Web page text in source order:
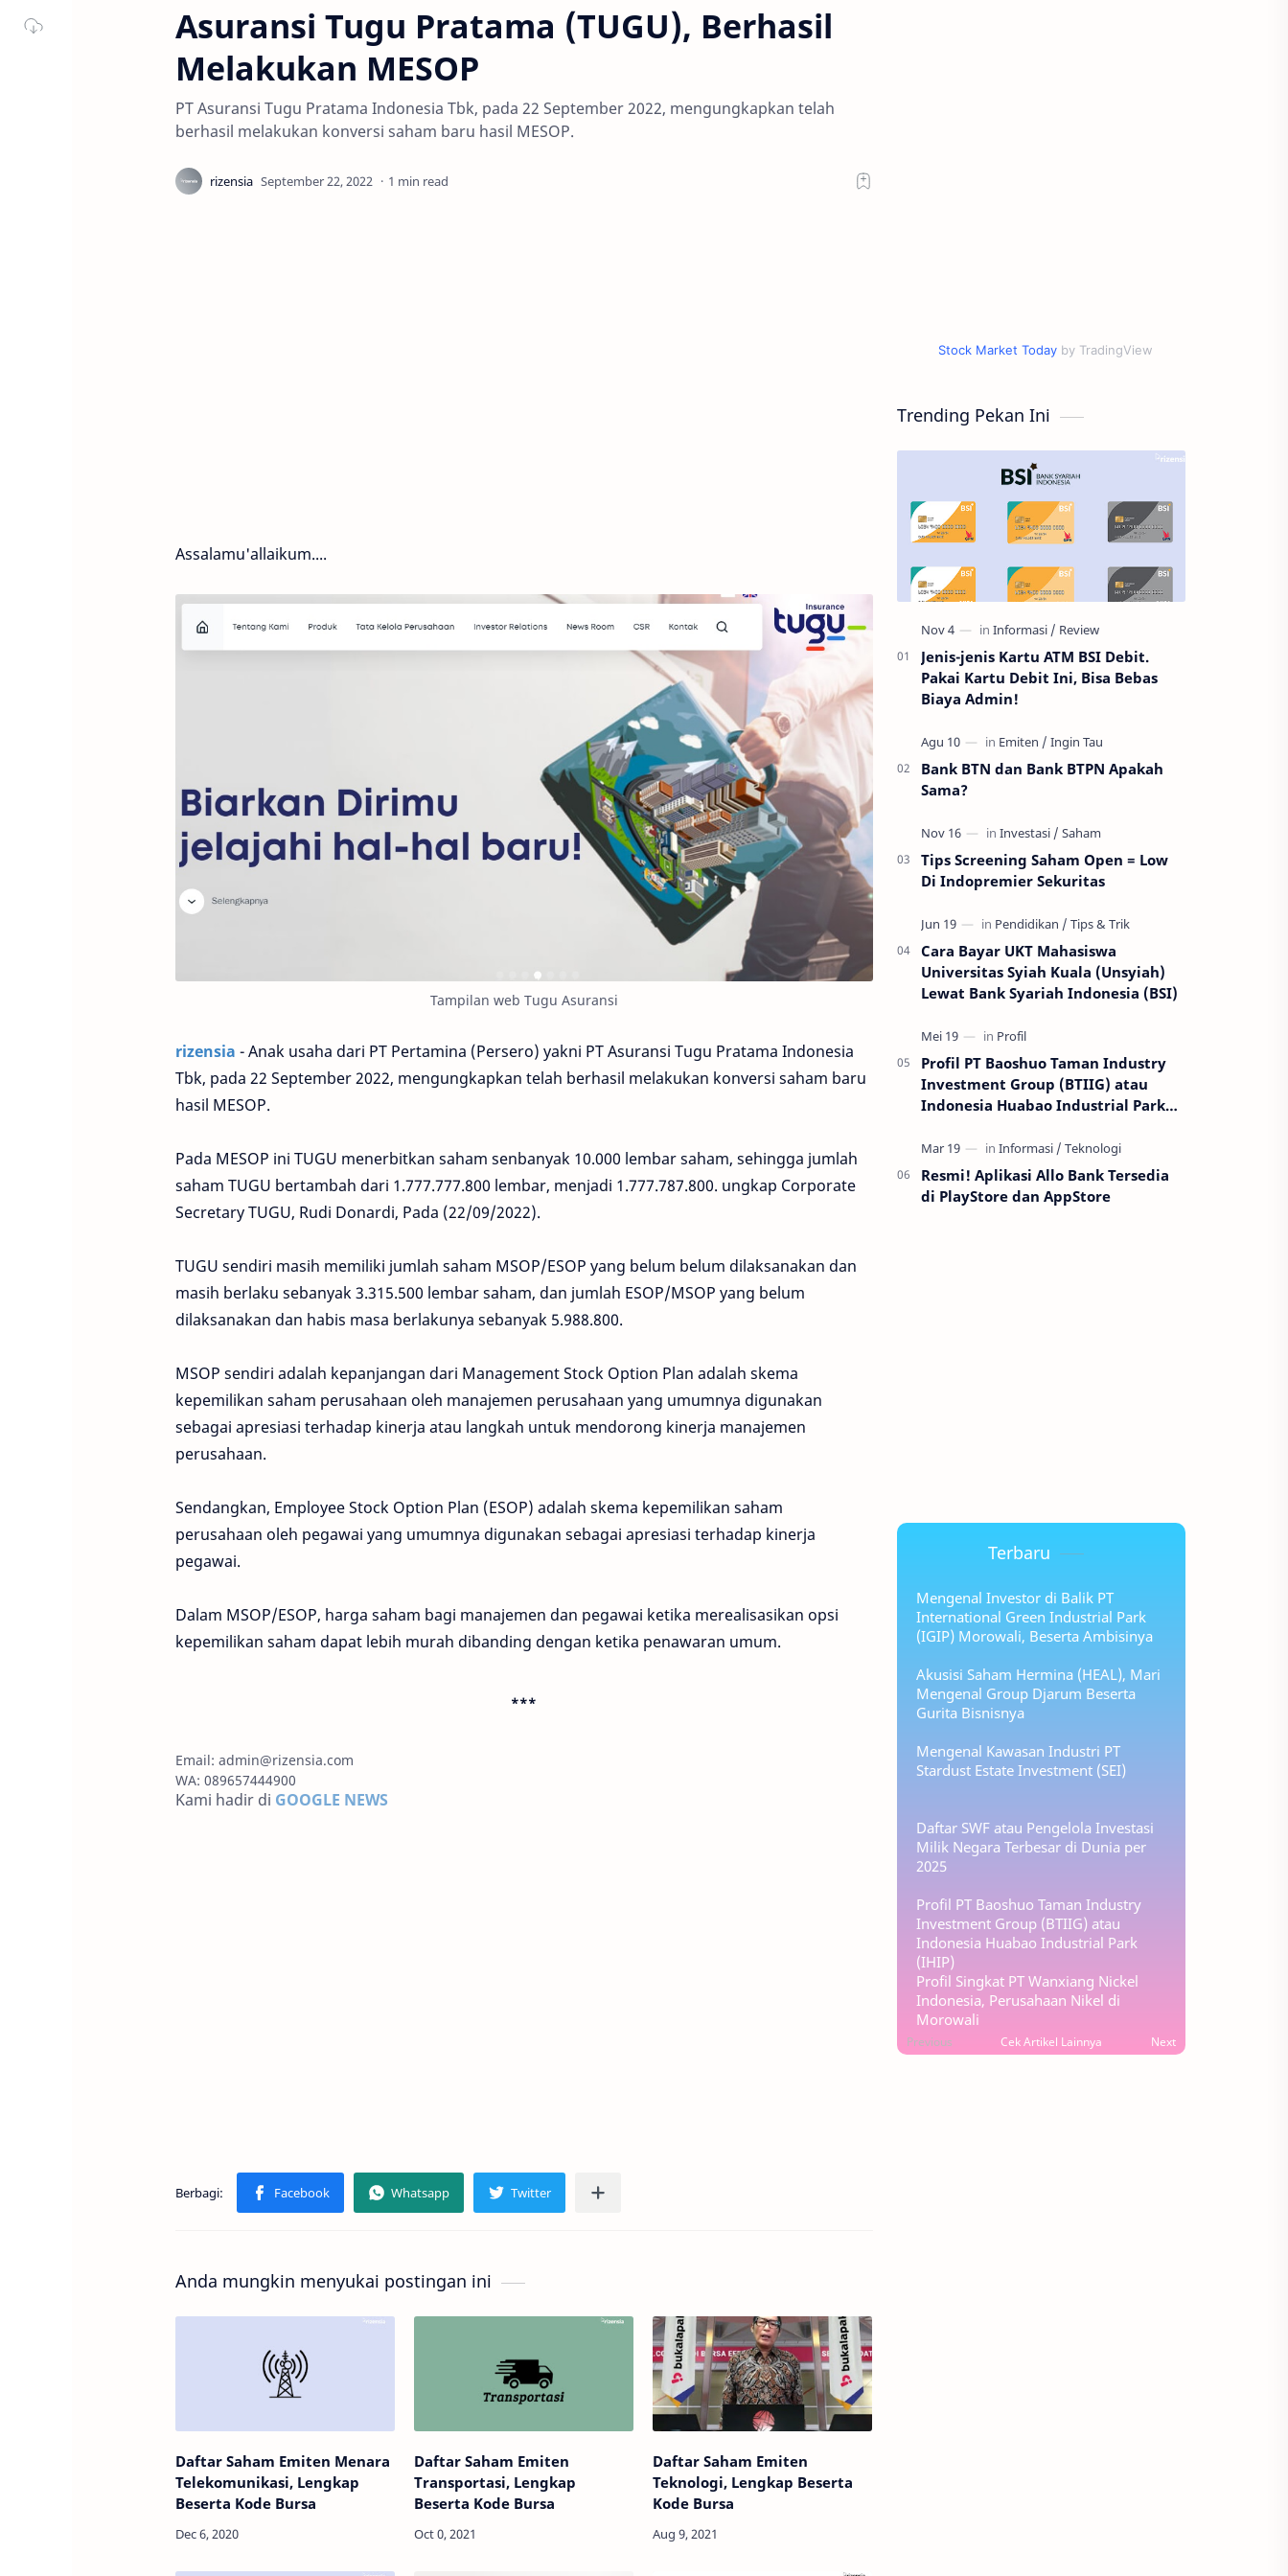
Asuransi Tugu Pratama (TUGU), Berhasil
Melakukan MESOP
PT Asuransi Tugu Pratama Indonesia Tbk, pada 22 September 2022, mengungkapkan telah
berhasil melakukan konversi saham baru hasil MESOP.
1 min read
Assalamu'allaikum....
Tampilan web Tugu Asuransi
rizensia - Anak usaha dari PT Pertamina (Persero) yakni PT Asuransi Tugu Pratama Indonesia
Tbk, pada 22 September 2022, mengungkapkan telah berhasil melakukan konversi saham baru
hasil MESOP.
Pada MESOP ini TUGU menerbitkan saham senbanyak 10.000 lembar saham, sehingga jumlah
saham TUGU bertambah dari 1.777.777.800 lembar, menjadi 1.777.787.800. ungkap Corporate
Secretary TUGU, Rudi Donardi, Pada (22/09/2022).
TUGU sendiri masih memiliki jumlah saham MSOP/ESOP yang belum belum dilaksanakan dan
masih berlaku sebanyak 3.315.500 lembar saham, dan jumlah ESOP/MSOP yang belum
dilaksanakan dan habis masa berlakunya sebanyak 5.988.800.
MSOP sendiri adalah kepanjangan dari Management Stock Option Plan adalah skema
kepemilikan saham perusahaan oleh manajemen perusahaan yang umumnya digunakan
sebagai apresiasi terhadap kinerja atau langkah untuk mendorong kinerja manajemen
perusahaan.
Sendangkan, Employee Stock Option Plan (ESOP) adalah skema kepemilikan saham
perusahaan oleh pegawai yang umumnya digunakan sebagai apresiasi terhadap kinerja
pegawai.
Dalam MSOP/ESOP, harga saham bagi manajemen dan pegawai ketika merealisasikan opsi
kepemilikan saham dapat lebih murah dibanding dengan ketika penawaran umum.
***
Email: admin@rizensia.com
WA: 089657444900
Kami hadir di GOOGLE NEWS
Anda mungkin menyukai postingan ini
Daftar Saham Emiten Menara
Telekomunikasi, Lengkap
Beserta Kode Bursa
Daftar Saham Emiten
Transportasi, Lengkap
Beserta Kode Bursa
Daftar Saham Emiten
Teknologi, Lengkap Beserta
Kode Bursa
Stock Market Todayby TradingView
Trending Pekan Ini
Jenis-jenis Kartu ATM BSI Debit.
Pakai Kartu Debit Ini, Bisa Bebas
Biaya Admin!
Bank BTN dan Bank BTPN Apakah
Sama?
Tips Screening Saham Open = Low
Di Indopremier Sekuritas
Cara Bayar UKT Mahasiswa
Universitas Syiah Kuala (Unsyiah)
Lewat Bank Syariah Indonesia (BSI)
Profil PT Baoshuo Taman Industry
Investment Group (BTIIG) atau
Indonesia Huabao Industrial Park
Resmi! Aplikasi Allo Bank Tersedia
di PlayStore dan AppStore
Terbaru
Mengenal Investor di Balik PT
International Green Industrial Park
(IGIP) Morowali, Beserta Ambisinya
Akusisi Saham Hermina (HEAL), Mari
Mengenal Group Djarum Beserta
Gurita Bisnisnya
Mengenal Kawasan Industri PT
Stardust Estate Investment (SEI)
Daftar SWF atau Pengelola Investasi
Milik Negara Terbesar di Dunia per
2025
Profil PT Baoshuo Taman Industry
Investment Group (BTIIG) atau
Indonesia Huabao Industrial Park
(IHIP)
Profil Singkat PT Wanxiang Nickel
Indonesia, Perusahaan Nikel di
Morowali
Previous Next
Cek Artikel Lainnya